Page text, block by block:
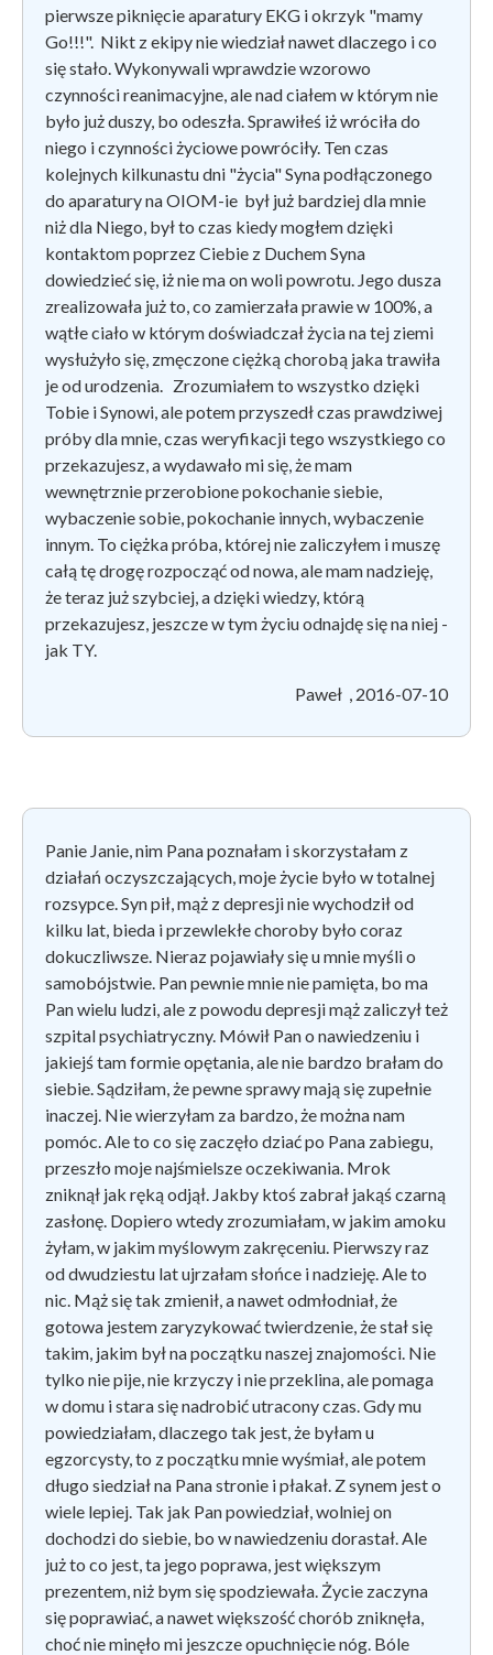
pierwsze piknięcie aparatury EKG i okrzyk "mamy
Go!!!". Nikt z ekipy nie wiedział nawet dlaczego i co
się stało. Wykonywali wprawdzie wzorowo
czynności reanimacyjne, ale nad ciałem w którym nie
było już duszy, bo odeszła. Sprawiłeś iż wróciła do
niego i czynności życiowe powróciły. Ten czas
kolejnych kilkunastu dni "życia" Syna podłączonego
do aparatury na OIOM-ie był już bardziej dla mnie
niż dla Niego, był to czas kiedy mogłem dzięki
kontaktom poprzez Ciebie z Duchem Syna
dowiedzieć się, iż nie ma on woli powrotu. Jego dusza
zrealizowała już to, co zamierzała prawie w 100%, a
wątłe ciało w którym doświadczał życia na tej ziemi
wysłużyło się, zmęczone ciężką chorobą jaka trawiła
je od urodzenia. Zrozumiałem to wszystko dzięki
Tobie i Synowi, ale potem przyszedł czas prawdziwej
próby dla mnie, czas weryfikacji tego wszystkiego co
przekazujesz, a wydawało mi się, że mam
wewnętrznie przerobione pokochanie siebie,
wybaczenie sobie, pokochanie innych, wybaczenie
innym. To ciężka próba, której nie zaliczyłem i muszę
całą tę drogę rozpocząć od nowa, ale mam nadzieję,
że teraz już szybciej, a dzięki wiedzy, którą
przekazujesz, jeszcze w tym życiu odnajdę się na niej -
jak TY.
Paweł , 2016-07-10
Panie Janie, nim Pana poznałam i skorzystałam z
działań oczyszczających, moje życie było w totalnej
rozsypce. Syn pił, mąż z depresji nie wychodził od
kilku lat, bieda i przewlekłe choroby było coraz
dokuczliwsze. Nieraz pojawiały się u mnie myśli o
samobójstwie. Pan pewnie mnie nie pamięta, bo ma
Pan wielu ludzi, ale z powodu depresji mąż zaliczył też
szpital psychiatryczny. Mówił Pan o nawiedzeniu i
jakiejś tam formie opętania, ale nie bardzo brałam do
siebie. Sądziłam, że pewne sprawy mają się zupełnie
inaczej. Nie wierzyłam za bardzo, że można nam
pomóc. Ale to co się zaczęło dziać po Pana zabiegu,
przeszło moje najśmielsze oczekiwania. Mrok
zniknął jak ręką odjął. Jakby ktoś zabrał jakąś czarną
zasłonę. Dopiero wtedy zrozumiałam, w jakim amoku
żyłam, w jakim myślowym zakręceniu. Pierwszy raz
od dwudziestu lat ujrzałam słońce i nadzieję. Ale to
nic. Mąż się tak zmienił, a nawet odmłodniał, że
gotowa jestem zaryzykować twierdzenie, że stał się
takim, jakim był na początku naszej znajomości. Nie
tylko nie pije, nie krzyczy i nie przeklina, ale pomaga
w domu i stara się nadrobić utracony czas. Gdy mu
powiedziałam, dlaczego tak jest, że byłam u
egzorcysty, to z początku mnie wyśmiał, ale potem
długo siedział na Pana stronie i płakał. Z synem jest o
wiele lepiej. Tak jak Pan powiedział, wolniej on
dochodzi do siebie, bo w nawiedzeniu dorastał. Ale
już to co jest, ta jego poprawa, jest większym
prezentem, niż bym się spodziewała. Życie zaczyna
się poprawiać, a nawet większość chorób zniknęła,
choć nie minęło mi jeszcze opuchnięcie nóg. Bóle